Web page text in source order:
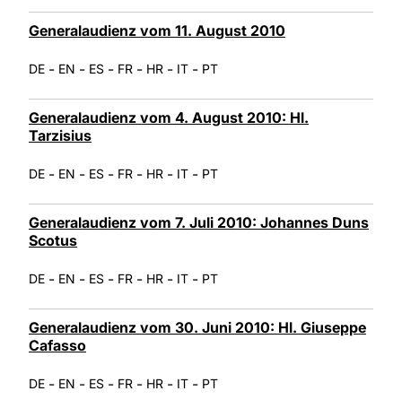
Generalaudienz vom 11. August 2010
DE - EN - ES - FR - HR - IT - PT
Generalaudienz vom 4. August 2010: Hl.
Tarzisius
DE - EN - ES - FR - HR - IT - PT
Generalaudienz vom 7. Juli 2010: Johannes Duns
Scotus
DE - EN - ES - FR - HR - IT - PT
Generalaudienz vom 30. Juni 2010: Hl. Giuseppe
Cafasso
DE - EN - ES - FR - HR - IT - PT